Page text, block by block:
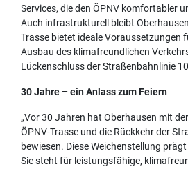
Services, die den ÖPNV komfortabler
Auch infrastrukturell bleibt
Trasse bietet ideale Voraussetzungen
Ausbau des klimafreundlichen
Lückenschluss der Straßenbahnlinie
30 Jahre – ein Anlass zum Feiern
„Vor 30 Jahren hat Oberhausen mit
ÖPNV-Trasse und die Rückkehr der
bewiesen. Diese Weichenstellung
Sie steht für leistungsfähige,